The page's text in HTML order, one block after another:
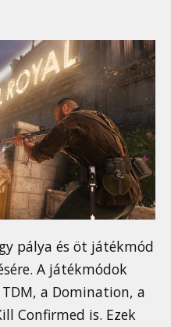
pálya és öt játékmód
A játékmódok
a Domination, a
Confirmed is. Ezek